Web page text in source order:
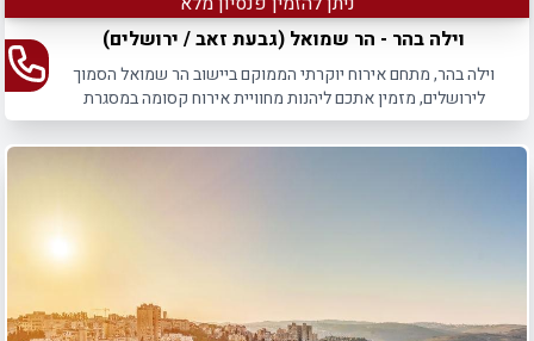
וילה בהר - הר שמואל (גבעת זאב / ירושלים)
וילה בהר, מתחם אירוח יוקרתי הממוקם ביישוב הר שמואל הסמוך
לירושלים, מזמין אתכם ליהנות מחוויית אירוח קסומה במסגרת
אירועי שבתות חתן.